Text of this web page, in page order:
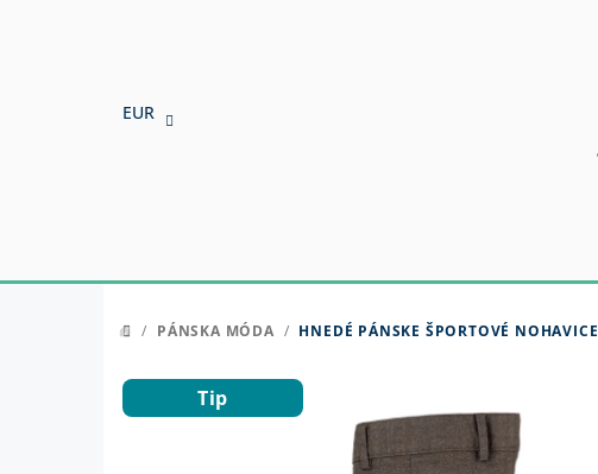
EUR
DOMOV
/ PÁNSKA MÓDA / HNEDÉ PÁNSKE ŠPORTOVÉ NOHAVICE
Tip